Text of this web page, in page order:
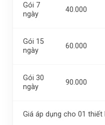
Gói 7
ngày
40.000
Gói 15
ngày
60.000
Gói 30
ngày
90.000
Giá áp dụng cho 01